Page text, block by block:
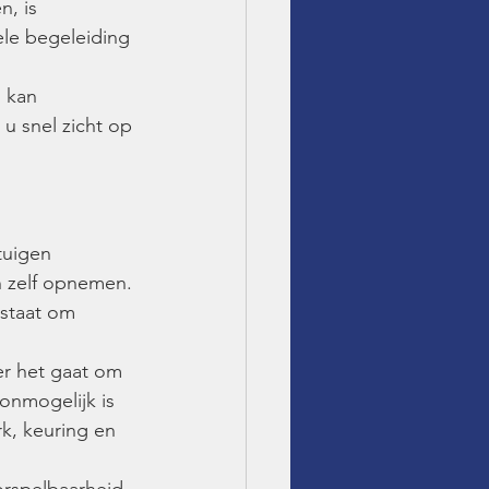
is
begeleiding
snel zicht op
opnemen.
om
het gaat om
is
keuring en